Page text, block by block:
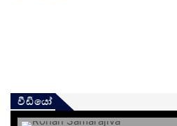
වීඩියෝ